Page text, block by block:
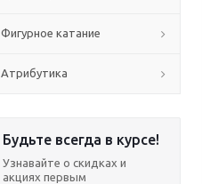
Фигурное катание
Атрибутика
Будьте всегда в курсе!
Узнавайте о скидках и
акциях первым